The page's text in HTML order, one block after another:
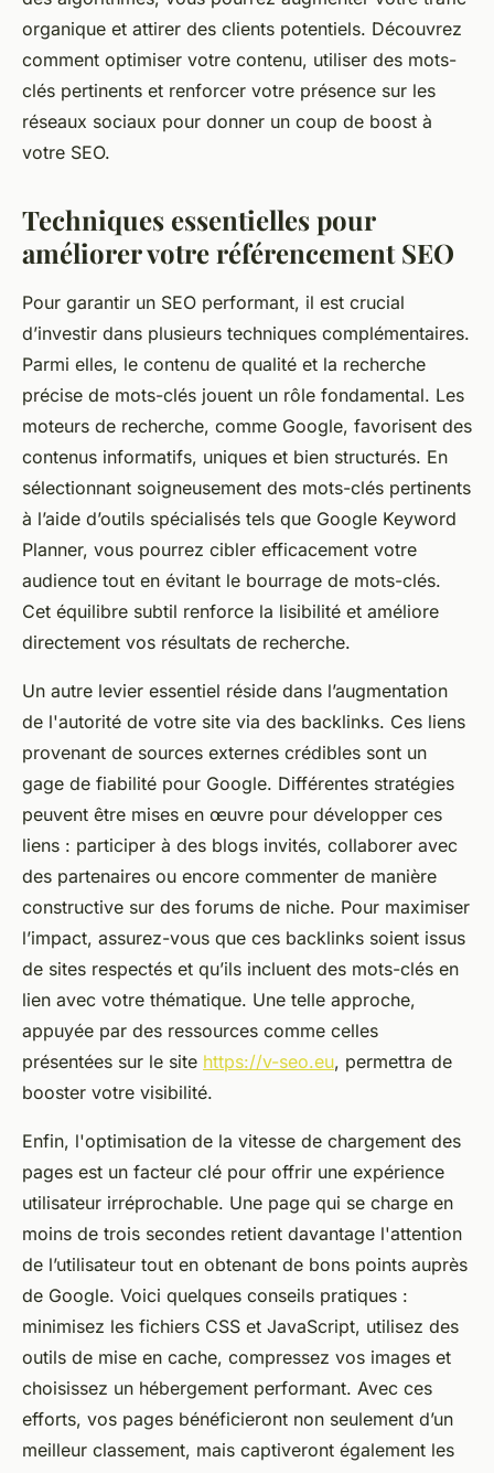
organique et attirer des clients potentiels. Découvrez
comment optimiser votre contenu, utiliser des mots-
clés pertinents et renforcer votre présence sur les
réseaux sociaux pour donner un coup de boost à
votre SEO.
Techniques essentielles pour
améliorer votre référencement SEO
Pour garantir un SEO performant, il est crucial
d’investir dans plusieurs techniques complémentaires.
Parmi elles, le contenu de qualité et la recherche
précise de mots-clés jouent un rôle fondamental. Les
moteurs de recherche, comme Google, favorisent des
contenus informatifs, uniques et bien structurés. En
sélectionnant soigneusement des mots-clés pertinents
à l’aide d’outils spécialisés tels que Google Keyword
Planner, vous pourrez cibler efficacement votre
audience tout en évitant le bourrage de mots-clés.
Cet équilibre subtil renforce la lisibilité et améliore
directement vos résultats de recherche.
Un autre levier essentiel réside dans l’augmentation
de l'autorité de votre site via des backlinks. Ces liens
provenant de sources externes crédibles sont un
gage de fiabilité pour Google. Différentes stratégies
peuvent être mises en œuvre pour développer ces
liens : participer à des blogs invités, collaborer avec
des partenaires ou encore commenter de manière
constructive sur des forums de niche. Pour maximiser
l’impact, assurez-vous que ces backlinks soient issus
de sites respectés et qu’ils incluent des mots-clés en
lien avec votre thématique. Une telle approche,
appuyée par des ressources comme celles
présentées sur le site https://v-seo.eu, permettra de
booster votre visibilité.
Enfin, l'optimisation de la vitesse de chargement des
pages est un facteur clé pour offrir une expérience
utilisateur irréprochable. Une page qui se charge en
moins de trois secondes retient davantage l'attention
de l’utilisateur tout en obtenant de bons points auprès
de Google. Voici quelques conseils pratiques :
minimisez les fichiers CSS et JavaScript, utilisez des
outils de mise en cache, compressez vos images et
choisissez un hébergement performant. Avec ces
efforts, vos pages bénéficieront non seulement d’un
meilleur classement, mais captiveront également les